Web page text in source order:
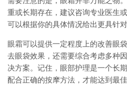
重或长期存在，建议咨询专业医生
可以根据你的具体情况给出更具针
眼霜可以提供一定程度上的改善眼
去眼袋效果，还需要综合考虑多种
决方案。记住，眼部护理是一个长
配合正确的按摩方法，才能达到最佳